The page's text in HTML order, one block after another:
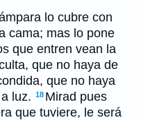
lo cubre con
cama; mas lo pone
que entren vean la
que no haya de
que no haya
luz. 18 Mirad pues
que tuviere, le será